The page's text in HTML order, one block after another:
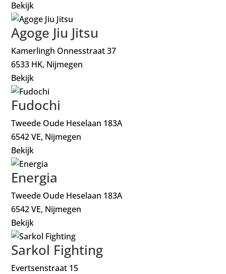
Bekijk
Agoge Jiu Jitsu
Kamerlingh Onnesstraat 37
6533 HK, Nijmegen
Bekijk
Fudochi
Tweede Oude Heselaan 183A
6542 VE, Nijmegen
Bekijk
Energia
Tweede Oude Heselaan 183A
6542 VE, Nijmegen
Bekijk
Sarkol Fighting
Evertsenstraat 15